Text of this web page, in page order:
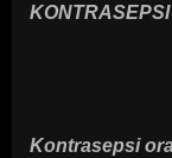
Kontrasepsi